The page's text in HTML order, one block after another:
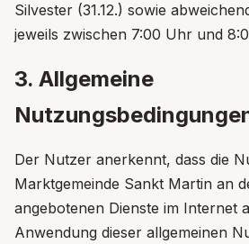
Silvester (31.12.) sowie
jeweils zwischen 7:00 Uhr und
3. Allgemeine
Der Nutzer anerkennt, dass die
Marktgemeinde Sankt Martin an
angebotenen Dienste im Internet
Anwendung dieser allgemeinen